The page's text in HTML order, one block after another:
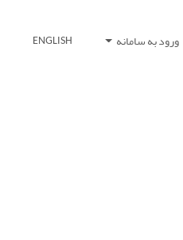
ورود به سامانه ENGLISH